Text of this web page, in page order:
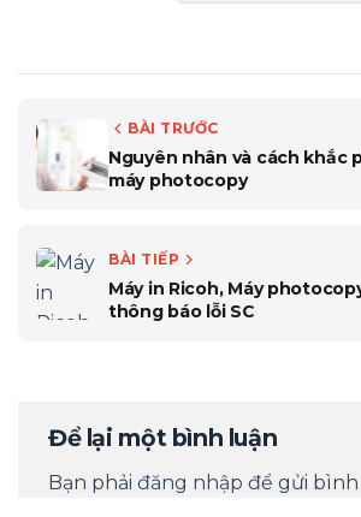
BÀI TRƯỚC
Nguyên nhân và cách khắc
máy photocopy
BÀI TIẾP
Máy in Ricoh, Máy
thông báo lỗi SC
Để lại một bình luận
Bạn phải đăng nhập để gửi bình